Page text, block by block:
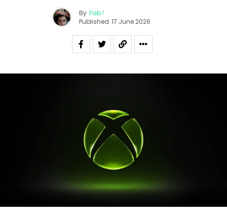
By Fab !
Published 17 June 2026